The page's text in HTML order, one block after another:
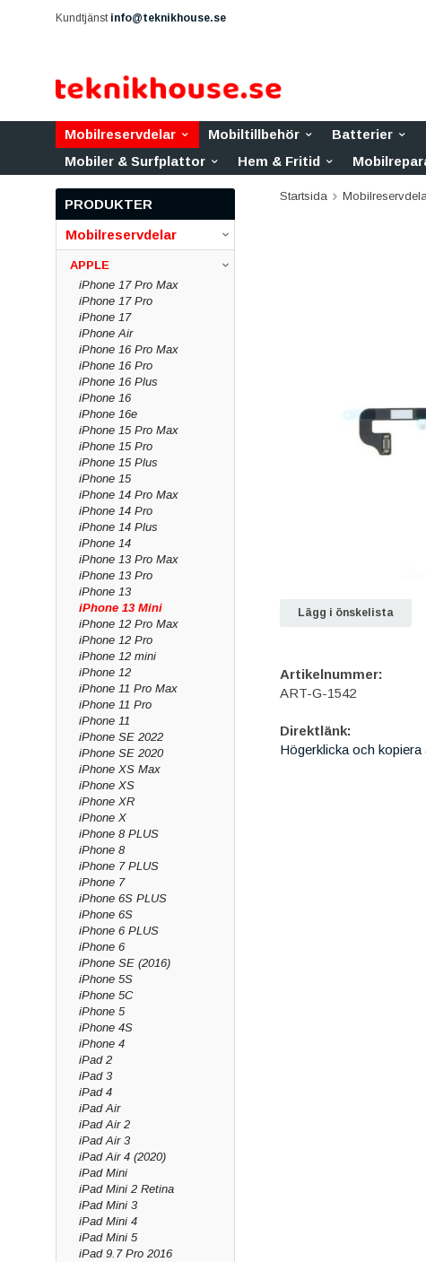
Kundtjänst info@teknikhouse.se
Mobilreservdelar Mobiltillbehör Batterier
Mobiler & Surfplattor
Hem & Fritid
PRODUKTER
Mobilreservdelar
APPLE
iPhone 17 Pro Max
iPhone 17 Pro
iPhone 17
iPhone Air
iPhone 16 Pro Max
iPhone 16 Pro
iPhone 16 Plus
iPhone 16
iPhone 16e
iPhone 15 Pro Max
iPhone 15 Pro
iPhone 15 Plus
iPhone 15
iPhone 14 Pro Max
iPhone 14 Pro
iPhone 14 Plus
iPhone 14
iPhone 13 Pro Max
iPhone 13 Pro
iPhone 13
iPhone 13 Mini
iPhone 12 Pro Max
iPhone 12 Pro
iPhone 12 mini
iPhone 12
iPhone 11 Pro Max
iPhone 11 Pro
iPhone 11
iPhone SE 2022
iPhone SE 2020
iPhone XS Max
iPhone XS
iPhone XR
iPhone X
iPhone 8 PLUS
iPhone 8
iPhone 7 PLUS
iPhone 7
iPhone 6S PLUS
iPhone 6S
iPhone 6 PLUS
iPhone 6
iPhone SE (2016)
iPhone 5S
iPhone 5C
iPhone 5
iPhone 4S
iPhone 4
iPad 2
iPad 3
iPad 4
iPad Air
iPad Air 2
iPad Air 3
iPad Air 4 (2020)
iPad Mini
iPad Mini 2 Retina
iPad Mini 3
iPad Mini 4
iPad Mini 5
iPad 9.7 Pro 2016
Startsida
Lägg i önskelista
Artikelnummer:
ART-G-1542
Direktlänk:
Högerklicka och kopiera